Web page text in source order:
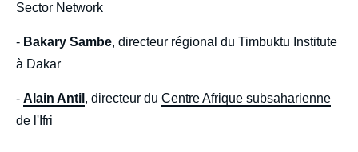
Sector Network
- Bakary Sambe, directeur régional du Timbuktu Institute
à Dakar
- Alain Antil , directeur du Centre Afrique subsaharienne
de l'Ifri